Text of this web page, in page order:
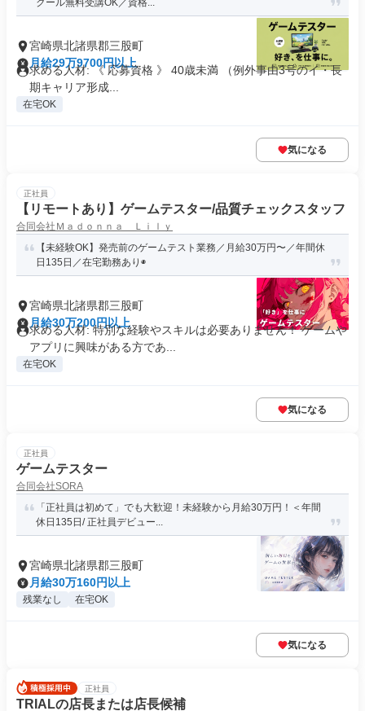
クール無料受講OK／資格...
宮崎県北諸県郡三股町
月給29万9700円以上
求める人材: 《 応募資格 》 40歳未満 （例外事由3号のイ・長
期キャリア形成...
在宅OK
気になる
正社員
【リモートあり】ゲームテスター/品質チェックスタッフ
合同会社Ｍａｄｏｎｎａ Ｌｉｌｙ
【未経験OK】発売前のゲームテスト業務／月給30万円〜／年間休
日135日／在宅勤務あり◉
宮崎県北諸県郡三股町
月給30万200円以上
求める人材: 特別な経験やスキルは必要ありません！ ゲームや
アプリに興味がある方であ...
在宅OK
気になる
正社員
ゲームテスター
合同会社SORA
「正社員は初めて」でも大歓迎！未経験から月給30万円！＜年間
休日135日/ 正社員デビュー...
宮崎県北諸県郡三股町
月給30万160円以上
残業なし 在宅OK
気になる
正社員
TRIALの店長または店長候補